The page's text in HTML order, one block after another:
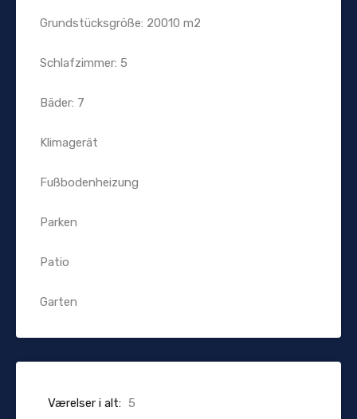
Grundstücksgröße: 20010 m2
Schlafzimmer: 5
Bäder: 7
Klimagerät
Fußbodenheizung
Parken
Patio
Garten
Værelser i alt: 5